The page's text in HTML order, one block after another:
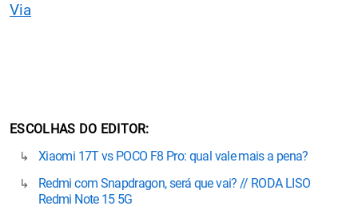
Via
ESCOLHAS DO EDITOR
Xiaomi 17T vs POCO F8 Pro: qual vale mais a pena?
Redmi com Snapdragon, será que vai? // RODA LISO
Redmi Note 15 5G